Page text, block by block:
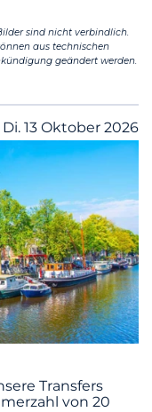
sind nicht verbindlich.
aus technischen
geändert werden.
Di. 13 Oktober 2026
Transfers
von 20